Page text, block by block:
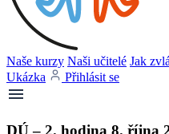
Naše kurzy Naši učitelé Jak
Ukázka
Přihlásit se
DÚ – 2. hodina 8. října